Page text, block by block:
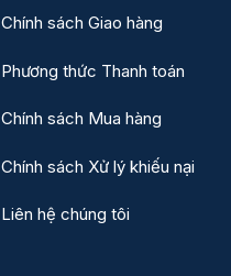
Chính sách Giao hàng
Phương thức Thanh toán
Chính sách Mua hàng
Chính sách Xử lý khiếu nại
Liên hệ chúng tôi